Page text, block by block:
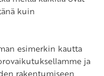
kuin
esimerkin kautta
ja
rakentumiseen